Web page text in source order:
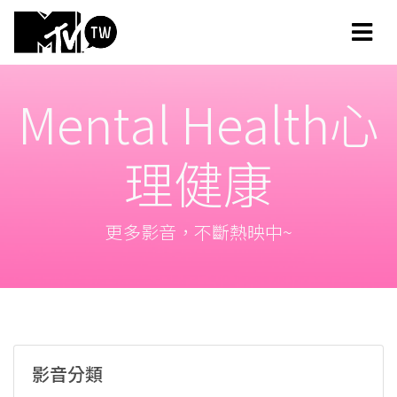
Mental Health心
理健康
更多影音，不斷熱映中~
影音分類